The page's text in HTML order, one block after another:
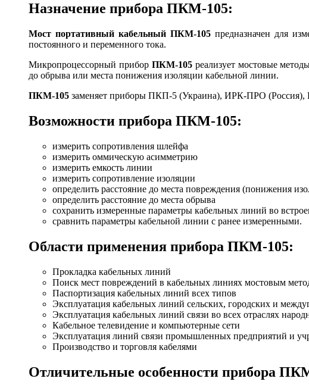
Назначение прибора ПКМ-105:
Мост портативный кабельный ПКМ-105 предназначен для
постоянного и переменного тока.
Микропроцессорный прибор ПКМ-105реализует мостовые
до обрыва или места понижения изоляции кабельной линии.
ПКМ-105 заменяет приборы ПКП-5 (Украина), ИРК-ПРО (Россия),
Возможности прибора ПКМ-105:
измерить сопротивления шлейфа
измерить оммическую асимметрию
измерить емкость линии
измерить сопротивление изоляции
определить расстояние до места повреждения (понижения
определить расстояние до места обрыва
сохранить измеренные параметры кабельных линий во
сравнить параметры кабельной линии с ранее измеренными.
Области применения прибора ПКМ-105:
Прокладка кабельных линий
Поиск мест повреждений в кабельных линиях мостовым
Паспортизация кабельных линий всех типов
Эксплуатация кабельных линий сельских, городских и
Эксплуатация кабельных линий связи во всех отраслях
Кабельное телевидение и компьютерные сети
Эксплуатация линий связи промышленных предприятий и
Производство и торговля кабелями
Отличительные особенности прибора